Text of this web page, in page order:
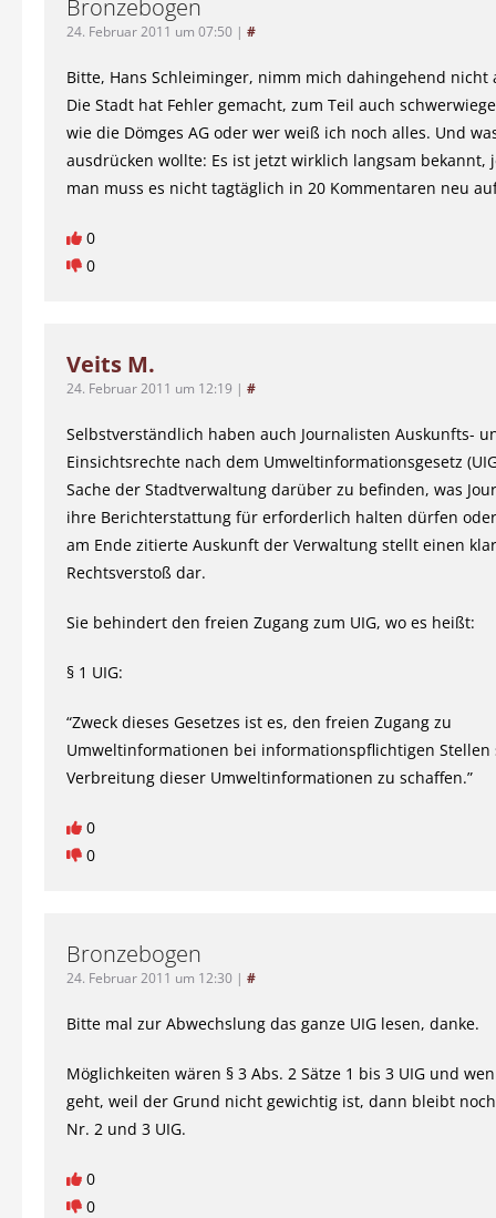
Bronzebogen
24. Februar 2011 um 07:50 | #
Bitte, Hans Schleiminger, nimm mich dahingehend nicht
Die Stadt hat Fehler gemacht, zum Teil auch
wie die Dömges AG oder wer weiß ich noch alles. Und
ausdrücken wollte: Es ist jetzt wirklich langsam bekannt,
man muss es nicht tagtäglich in 20 Kommentaren neu
0
0
Veits M.
24. Februar 2011 um 12:19 | #
Selbstverständlich haben auch Journalisten Auskunfts-
Einsichtsrechte nach dem Umweltinformationsgesetz
Sache der Stadtverwaltung darüber zu befinden, was
ihre Berichterstattung für erforderlich halten dürfen
am Ende zitierte Auskunft der Verwaltung stellt einen
Rechtsverstoß dar.
Sie behindert den freien Zugang zum UIG, wo es heißt:
§ 1 UIG:
“Zweck dieses Gesetzes ist es, den freien Zugang zu
Umweltinformationen bei informationspflichtigen Stellen
Verbreitung dieser Umweltinformationen zu schaffen.”
0
0
Bronzebogen
24. Februar 2011 um 12:30 | #
Bitte mal zur Abwechslung das ganze UIG lesen, danke.
Möglichkeiten wären § 3 Abs. 2 Sätze 1 bis 3 UIG und
geht, weil der Grund nicht gewichtig ist, dann bleibt noch
Nr. 2 und 3 UIG.
0
0